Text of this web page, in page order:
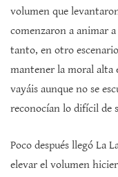
volumen que
comenzaron a animar
tanto, en otro
mantener la moral alta
vayáis aunque no se
reconocían lo difícil de
Poco después llegó La
elevar el volumen